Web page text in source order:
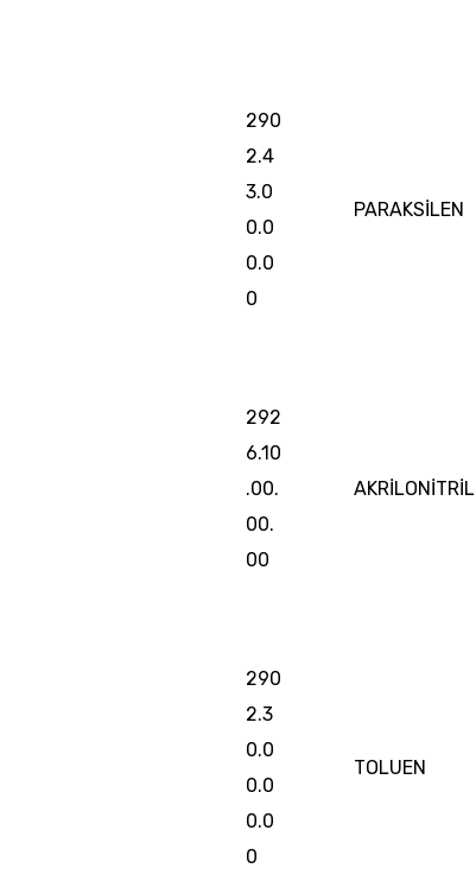
290
2.4
3.0
0.0
0.0
0
PARAKSİLEN
292
6.10
.00.
00.
00
AKRİLONİTRİL
290
2.3
0.0
0.0
0.0
0
TOLUEN